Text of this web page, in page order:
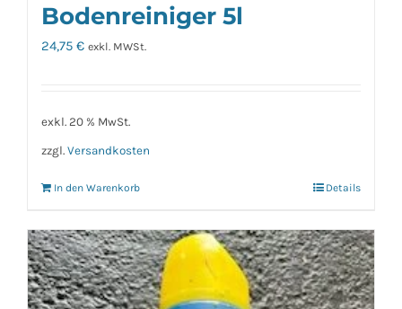
Bodenreiniger 5l
24,75 € exkl. MWSt.
exkl. 20 % MwSt.
zzgl. Versandkosten
In den Warenkorb Details